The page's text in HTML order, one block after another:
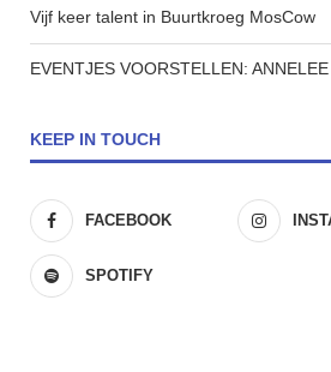
Vijf keer talent in Buurtkroeg MosCow
EVENTJES VOORSTELLEN: ANNELEE
KEEP IN TOUCH
FACEBOOK
SPOTIFY